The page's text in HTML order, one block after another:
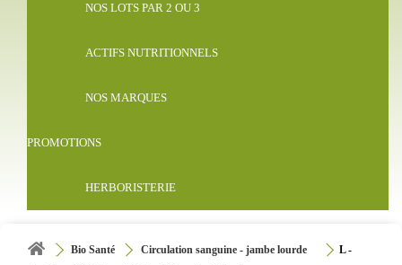
NOS LOTS PAR 2 OU 3
ACTIFS NUTRITIONNELS
NOS MARQUES
PROMOTIONS
HERBORISTERIE
Bio Santé Circulation sanguine - jambe lourde
L -